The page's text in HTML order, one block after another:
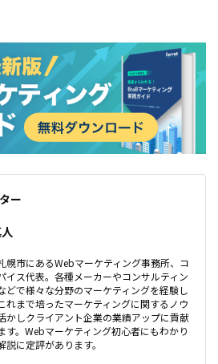
ー
幌市にあるWebマーケティング事務所、コ
イス代表。各種メーカーやコンサルティン
どで様々な分野のマーケティングを経験し
れまで培ったマーケティングに関するノウ
かしクライアント企業の業績アップに貢献
す。Webマーケティング初心者にもわかり
説に定評があります。